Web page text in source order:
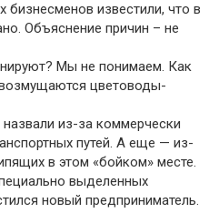
бизнесменов известили, что в
Объяснение причин – не
Мы не понимаем. Как
цветоводы-
из-за коммерчески
путей. А еще — из-
в этом «бойком» месте.
выделенных
новый предприниматель.